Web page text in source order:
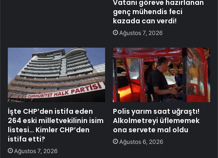
Vatani göreve hazırlanan
genç mühendis feci
kazada can verdi!
Ağustos 7, 2026
İşte CHP’den istifa eden
264 eski milletvekilinin isim
listesi… Kimler CHP’den
istifa etti?
Ağustos 7, 2026
Polis yarım saat uğraştı!
Alkolmetreyi üflememek
ona servete mal oldu
Ağustos 6, 2026